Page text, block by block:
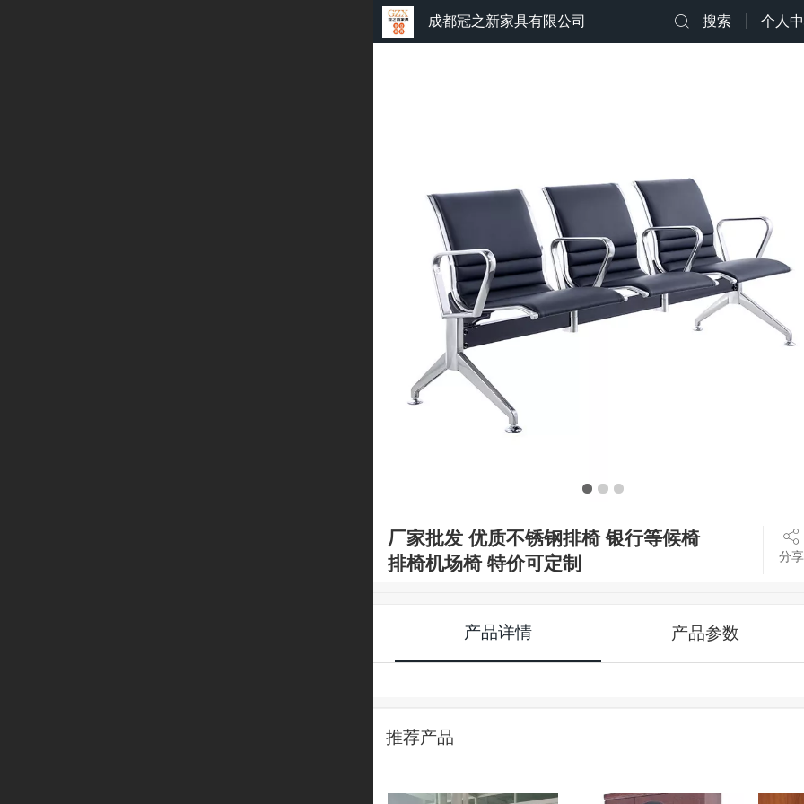
成都冠之新家具有限公司 个人
搜索
厂家批发 优质不锈钢排椅 银行等候椅
排椅机场椅 特价可定制
分享
产品详情 产品参数
推荐产品